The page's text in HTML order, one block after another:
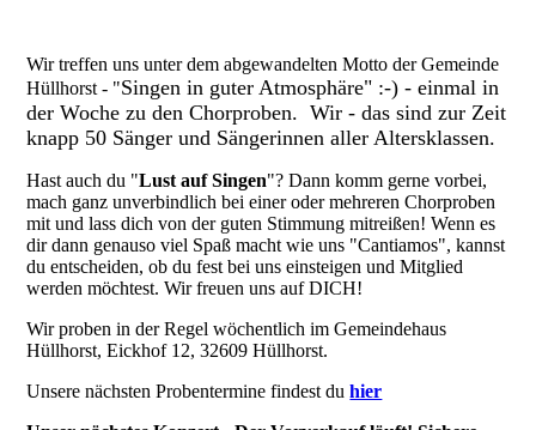
Wir treffen uns unter dem abgewandelten Motto der Gemeinde
Hüllhorst - "Singen in guter Atmosphäre" :-) - einmal in
der Woche zu den Chorproben. Wir - das sind zur Zeit
knapp 50 Sänger und Sängerinnen aller Altersklassen.
Hast auch du "Lust auf Singen"? Dann komm gerne vorbei,
mach ganz unverbindlich bei einer oder mehreren Chorproben
mit und lass dich von der guten Stimmung mitreißen! Wenn es
dir dann genauso viel Spaß macht wie uns "Cantiamos", kannst
du entscheiden, ob du fest bei uns einsteigen und Mitglied
werden möchtest. Wir freuen uns auf DICH!
Wir proben in der Regel wöchentlich im Gemeindehaus
Hüllhorst, Eickhof 12, 32609 Hüllhorst.
Unsere nächsten Probentermine findest du hier